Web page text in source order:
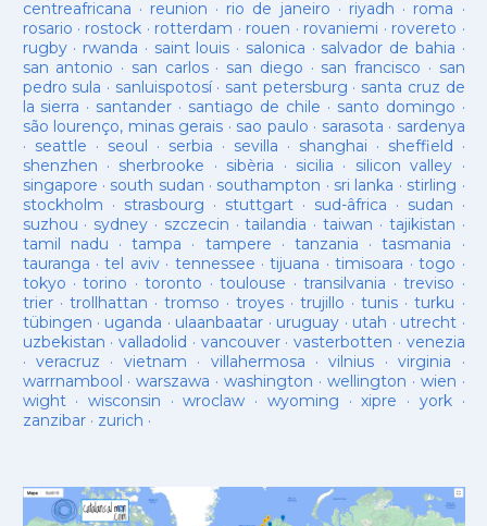
centreafricana · reunion · rio de janeiro · riyadh · roma ·
rosario · rostock · rotterdam · rouen · rovaniemi · rovereto ·
rugby· rwanda · saint louis · salonica · salvador de bahia ·
san antonio · san carlos· san diego · san francisco · san
pedro sula · sanluispotosí· sant petersburg · santa cruz de
la sierra · santander · santiago de chile · santo domingo ·
são lourenço, minas gerais · sao paulo · sarasota · sardenya
· seattle · seoul · serbia · sevilla · shanghai · sheffield ·
shenzhen · sherbrooke · sibèria · sicilia · silicon valley ·
singapore · south sudan · southampton · sri lanka · stirling ·
stockholm · strasbourg · stuttgart· sud-âfrica · sudan ·
suzhou · sydney · szczecin ·tailandia ·taiwan · tajikistan ·
tamil nadu ·tampa · tampere · tanzania ·tasmania ·
tauranga ·tel aviv· tennessee ·tijuana ·timisoara ·togo ·
tokyo ·torino ·toronto ·toulouse ·transilvania ·treviso ·
trier· trollhattan · tromso · troyes·trujillo ·tunis ·turku ·
tübingen · uganda · ulaanbaatar · uruguay · utah · utrecht ·
uzbekistan · valladolid · vancouver· vasterbotten · venezia
· veracruz · vietnam · villahermosa ·vilnius ·virginia ·
warrnambool ·warszawa ·washington · wellington · wien ·
wight· wisconsin ·wroclaw · wyoming ·xipre · york·
zanzibar· zurich ·